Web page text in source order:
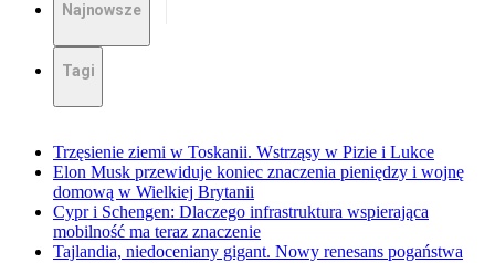
Najnowsze
Tagi
Trzęsienie ziemi w Toskanii. Wstrząsy w Pizie i Lukce
Elon Musk przewiduje koniec znaczenia pieniędzy i wojnę
domową w Wielkiej Brytanii
Cypr i Schengen: Dlaczego infrastruktura wspierająca
mobilność ma teraz znaczenie
Tajlandia, niedoceniany gigant. Nowy renesans pogaństwa